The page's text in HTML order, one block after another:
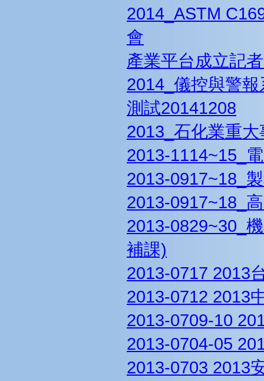
2014_ASTM
會
產業平台成立記
2014_儀控與警
測試20141208
2013_石化業重
2013-1114~15_
2013-0917~18_
2013-0917~18_
2013-0829~30_
補課)
2013-0717 2013
2013-0712 2013
2013-0709-10
2013-0704-05
2013-0703 2013